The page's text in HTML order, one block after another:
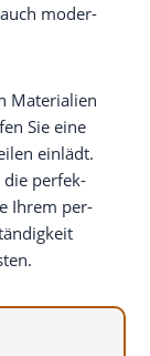
auch moder­
Mate­ria­li­en
Sie eine
ein­lädt.
die per­fek­
Ihrem per­